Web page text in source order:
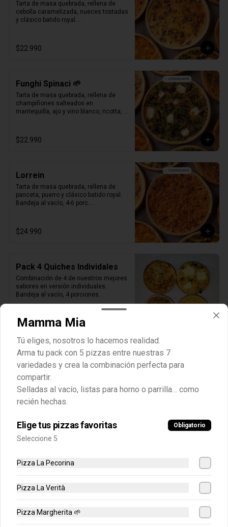
Tarta de masa quebrada, rellena de
cebolla caramelizada, nueces tostadas
y clásico batido royal.
$22.990
Funghi Spinaci 🌱
Tarta de masa quebrada, rellena de
champiñones salteados en
mantequilla, ajo y vino blanco, ricotta,
Bandeja al vacío, 4-6 porc.
Producto Congelado ❄️
$22.990
Lorrein
Tarta de masa quebrada, rellena de
panceta, puerro y clásico batido royal.
Bandeja al vacío, 4-6 porc.
$24.990
Pack 4 Quiches Individales
Combinación de 4 de nuestros mejores
sabores en versión individuales.
Bandeja al vacío, 4 porciones
Producto Congelado ❄️
$24.990
Pollo Pepe
Tarta de masa quebrada, rellena de
trozos de pollo salteados, pimientos
pelados cortados en julianas y
salteados con aceite de oliva y clásico
batido royal.
Tarta de masa quebrada, rellena de
ajo y vino blanco, ricotta, espinaca
salteada y clásico batido royal.
Producto Congelado ❄️
Mamma Mia
Tú eliges, nosotros lo hacemos realidad.
Arma tu pack con 5 pizzas entre nuestras 7
variedades y crea la combinación perfecta para
compartir.
Selladas al vacío, listas para horno o parrilla… como
recién hechas.
Elige tus pizzas favoritas Obligatorio
Seleccione 5
Pizza La Pecorina
Pizza La Verità
Pizza Margherita 🌱